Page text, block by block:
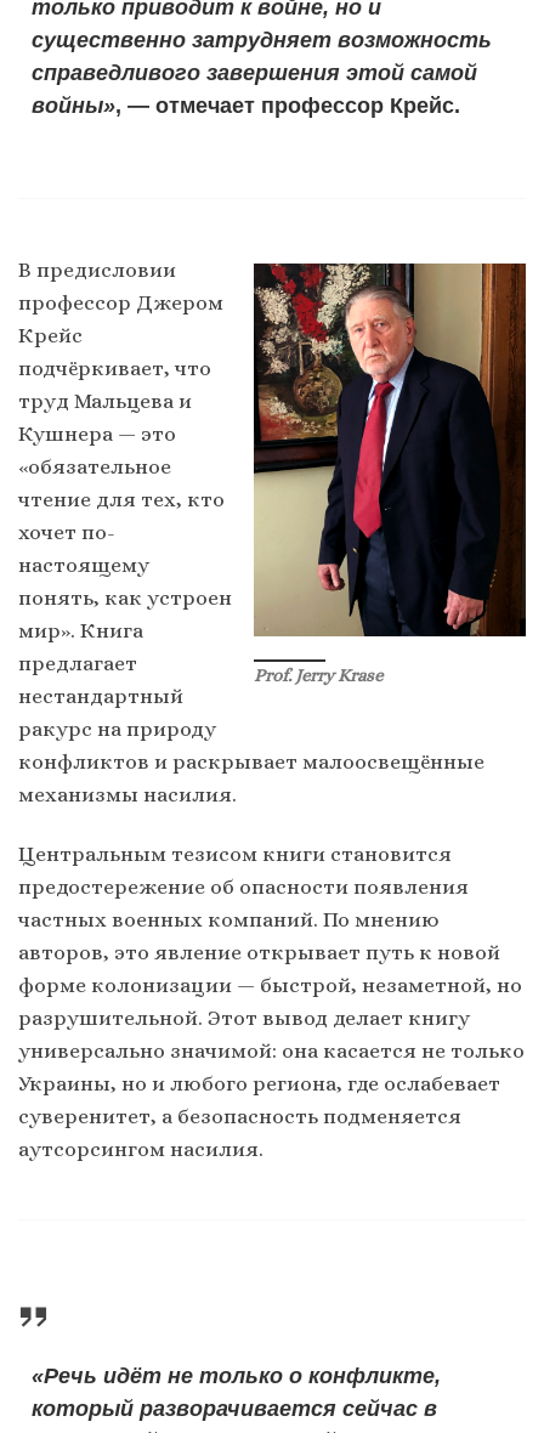
только приводит к войне, но и
существенно затрудняет возможность
справедливого завершения этой самой
войны», — отмечает профессор Крейс.
Prof. Jerry Krase
В предисловии
профессор Джером
Крейс
подчёркивает, что
труд Мальцева и
Кушнера — это
«обязательное
чтение для тех, кто
хочет по-
настоящему
понять, как устроен
мир». Книга
предлагает
нестандартный
ракурс на природу
конфликтов и раскрывает малоосвещённые
механизмы насилия.
Центральным тезисом книги становится
предостережение об опасности появления
частных военных компаний. По мнению
авторов, это явление открывает путь к новой
форме колонизации — быстрой, незаметной, но
разрушительной. Этот вывод делает книгу
универсально значимой: она касается не только
Украины, но и любого региона, где ослабевает
суверенитет, а безопасность подменяется
аутсорсингом насилия.
«Речь идёт не только о конфликте,
который разворачивается сейчас в